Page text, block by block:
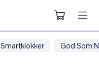
Smartklokker God Som